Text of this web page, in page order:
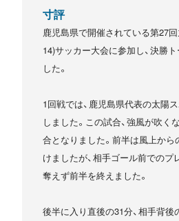
寸評
鹿児島県で開催されている第27
14)サッカー大会に参加し、決勝
した。
1回戦では、鹿児島県代表の太陽
しました。この試合、強風が吹く
合となりました。前半は風上か
けましたが、相手ゴール前でのプ
奪えず前半を終えました。
後半に入り直後の31分、相手背後